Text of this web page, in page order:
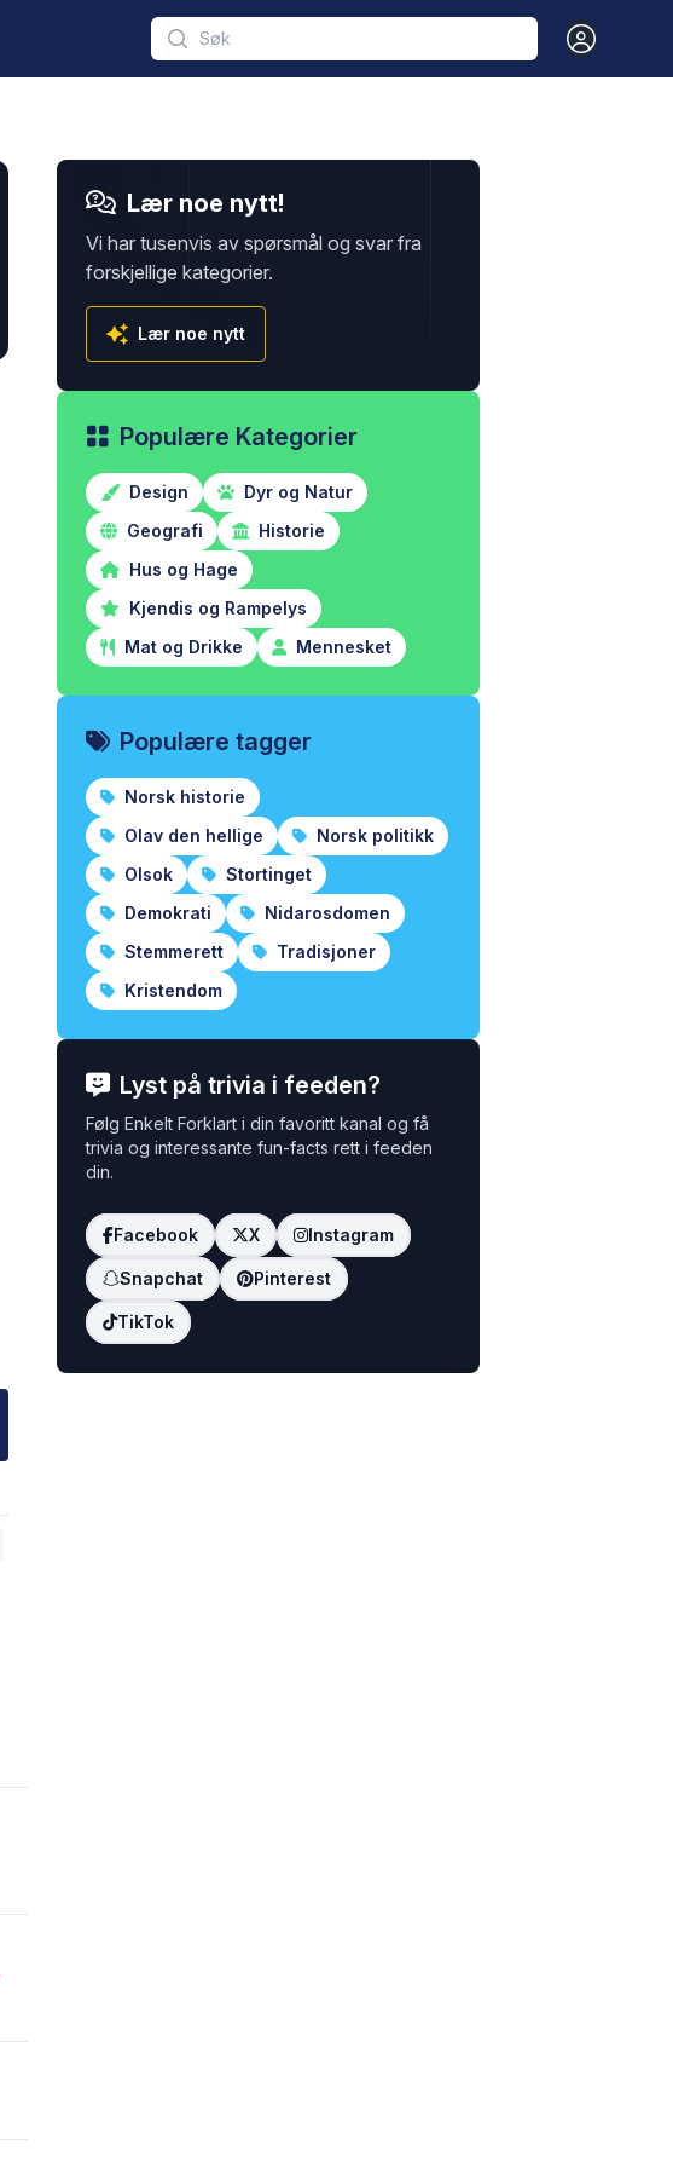
Open user
Lær noe nytt!
Vi har tusenvis av spørsmål og svar fra
forskjellige kategorier.
Lær noe nytt
Populære Kategorier
Design
Dyr og Natur
Geografi
Historie
Hus og Hage
Kjendis og Rampelys
Mat og Drikke
Mennesket
Populære tagger
Norsk historie
Olav den hellige
Norsk politikk
Olsok
Stortinget
Demokrati
Nidarosdomen
Stemmerett
Tradisjoner
Kristendom
Lyst på trivia i feeden?
Følg Enkelt Forklart i din favoritt kanal og få
trivia og interessante fun-facts rett i feeden
din.
Facebook X Instagram
Snapchat Pinterest
TikTok